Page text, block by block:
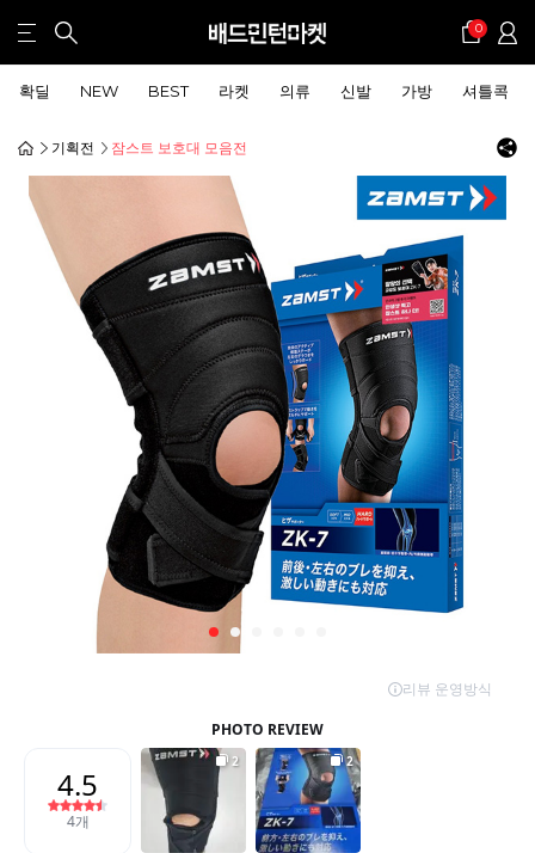
0
확딜 NEW BEST 라켓 의류 신발 가방 셔틀콕
기획전 잠스트 보호대 모음전